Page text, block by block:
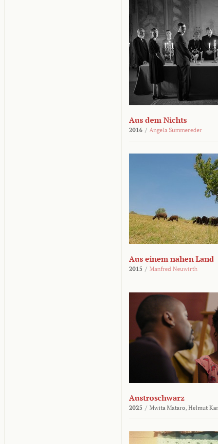
Aus dem Nichts
2016 / Angela Summereder
Aus einem nahen Land
2015 / Manfred Neuwirth
Austroschwarz
2025 / Mwita Mataro, Helmut